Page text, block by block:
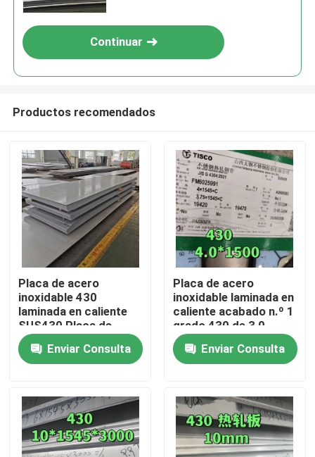
En casa
Los vídeos
Continuar
Productos recomendados
Placa de acero
inoxidable 430
laminada en caliente
SUS430 Placa de
metal
8*1500*6000mm con
superficie NO.1
Enviar Consulta
Placa de acero
inoxidable laminada en
caliente acabado n.º 1
grado 430 de 3,0 -
10,0 mm, placa SS
430 de TISCO
Enviar Consulta